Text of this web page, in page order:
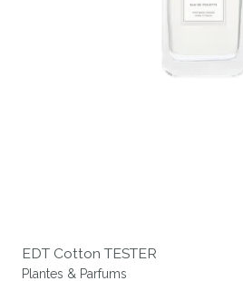
EDT Cotton TESTER
Plantes & Parfums